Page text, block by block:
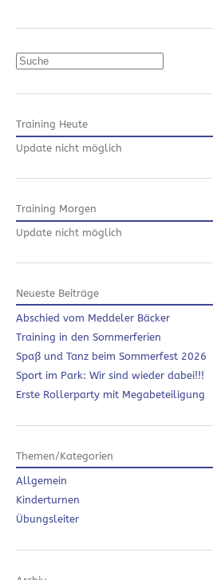
Suchen
Training Heute
Update nicht möglich
Training Morgen
Update nicht möglich
Neueste Beiträge
Abschied vom Meddeler Bäcker
Training in den Sommerferien
Spaß und Tanz beim Sommerfest 2026
Sport im Park: Wir sind wieder dabei!!!
Erste Rollerparty mit Megabeteiligung
Themen/Kategorien
Allgemein
Kinderturnen
Übungsleiter